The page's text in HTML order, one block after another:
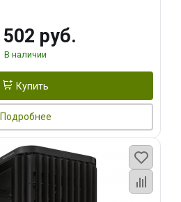
руб.
В наличии
Купить
Подробнее